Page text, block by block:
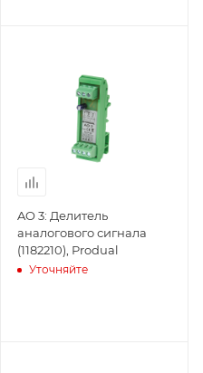
AO 3: Делитель
аналогового сигнала
(1182210), Produal
Уточняйте